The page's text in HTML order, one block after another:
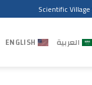
العربية ENGLISH